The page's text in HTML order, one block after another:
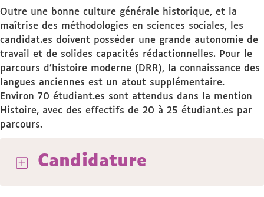
Outre une bonne culture générale historique, et la
maîtrise des méthodologies en sciences sociales, les
candidat.es doivent posséder une grande autonomie de
travail et de solides capacités rédactionnelles. Pour le
parcours d’histoire moderne (DRR), la connaissance des
langues anciennes est un atout supplémentaire.
Environ 70 étudiant.es sont attendus dans la mention
Histoire, avec des effectifs de 20 à 25 étudiant.es par
parcours.
Candidature